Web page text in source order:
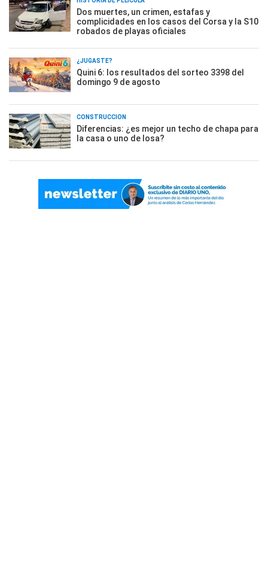
Dos muertes, un crimen, estafas y
complicidades en los casos del Corsa y la S10
robados de playas oficiales
¿JUGASTE?
Quini 6: los resultados del sorteo 3398 del
domingo 9 de agosto
CONSTRUCCIÓN
Diferencias: ¿es mejor un techo de chapa para
la casa o uno de losa?